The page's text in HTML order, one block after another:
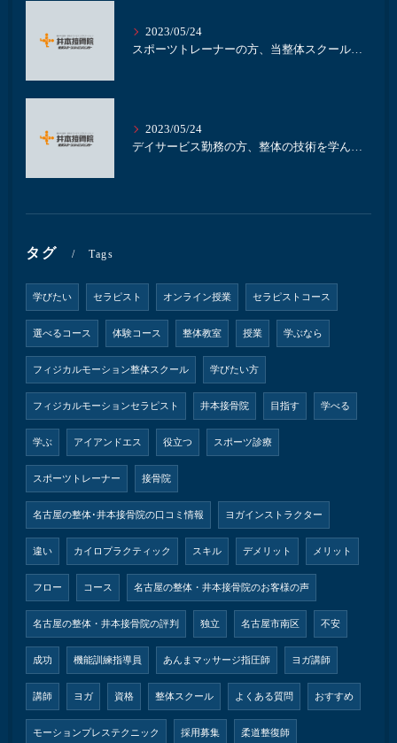
2023/05/24
スポーツトレーナーの方、当整体スクールで整体を学びませんか？｜名古屋の整体スクール井本接骨院
2023/05/24
タグ Tags
学びたい セラピスト オンライン授業 セラピストコース
選べるコース 体験コース 整体教室 授業 学ぶなら
フィジカルモーション整体スクール 学びたい方
フィジカルモーションセラピスト 井本接骨院 目指す 学べる
学ぶ アイアンドエス 役立つ スポーツ診療
スポーツトレーナー 接骨院
名古屋の整体･井本接骨院の口コミ情報 ヨガインストラクター
違い カイロプラクティック スキル デメリット メリット
フロー コース 名古屋の整体・井本接骨院のお客様の声
名古屋の整体・井本接骨院の評判 独立 名古屋市南区 不安
成功 機能訓練指導員 あんまマッサージ指圧師 ヨガ講師
講師 ヨガ 資格 整体スクール よくある質問 おすすめ
モーションプレステクニック 採用募集 柔道整復師